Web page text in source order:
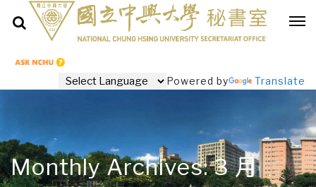
Powered by Translate
Monthly Archives: 3 月